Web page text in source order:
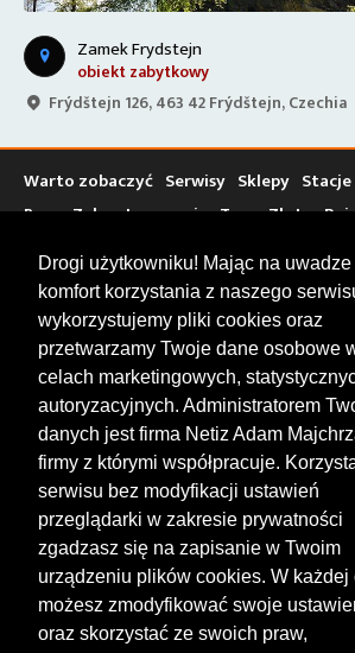
Drogi użytkowniku! Mając na uwadze
komfort korzystania z naszego
wykorzystujemy pliki cookies oraz
przetwarzamy Twoje dane osobowe
celach marketingowych,
autoryzacyjnych. Administratorem
danych jest firma Netiz Adam
firmy z którymi współpracuje.
serwisu bez modyfikacji ustawień
przeglądarki w zakresie prywatności
zgadzasz się na zapisanie w Twoim
urządzeniu plików cookies. W każdej
możesz zmodyfikować swoje
oraz skorzystać ze swoich praw,
Zamek Frydstejn
obiekt zabytkowy
Frýdštejn 126, 463 42 Frýdštejn, Czechia
Warto zobaczyć Serwisy Sklepy
Bary Zakwaterowanie Tory Zloty
Targi
Giełdy Szkolenia
FOLLOW US
© 2026 by MotoWhizzer.com
All rights reserved.
KONTAKT
ul. Chopina 16, I piętro